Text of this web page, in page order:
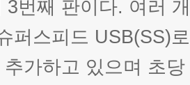
3번째 판이다. 여러
퍼스피드 USB(SS)
가하고 있으며 초